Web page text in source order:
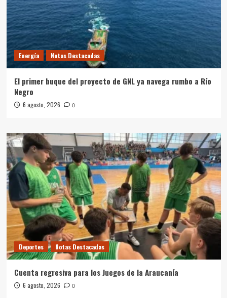
Energía Notas Destacadas
El primer buque del proyecto de GNL ya navega rumbo a Río
Negro
6 agosto, 2026 0
Deportes Notas Destacadas
Cuenta regresiva para los Juegos de la Araucanía
6 agosto, 2026 0